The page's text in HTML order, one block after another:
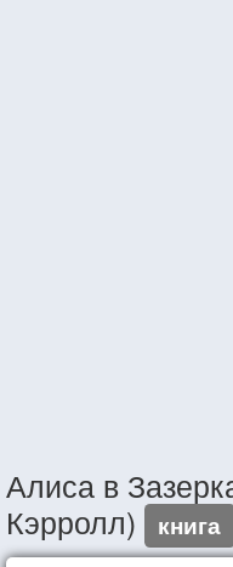
Алиса в
Кэрролл)
книга